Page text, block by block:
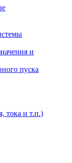
и
пуска
тока и т.п.)